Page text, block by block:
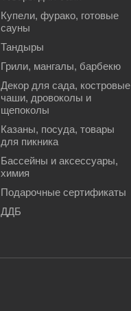
Купели, фурако, готовые
сауны
Тандыры
Грили, мангалы, барбекю
Декор для сада, костровые
чаши, дровоколы и
щепоколы
Казаны, посуда, товары
для пикника
Бассейны и аксессуары,
химия
Подарочные сертификаты
ДДБ